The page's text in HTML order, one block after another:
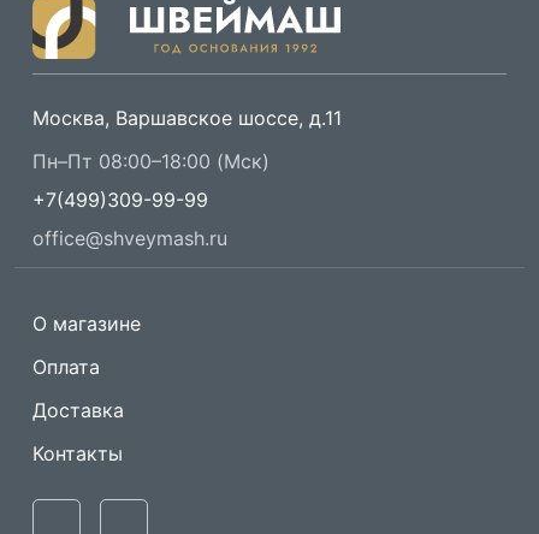
Москва, Варшавское шоссе, д.11
Пн–Пт 08:00–18:00 (Мск)
+7(499)309-99-99
office@shveymash.ru
О магазине
Оплата
Доставка
Контакты